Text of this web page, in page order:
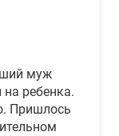
муж
ребенка.
Пришлось